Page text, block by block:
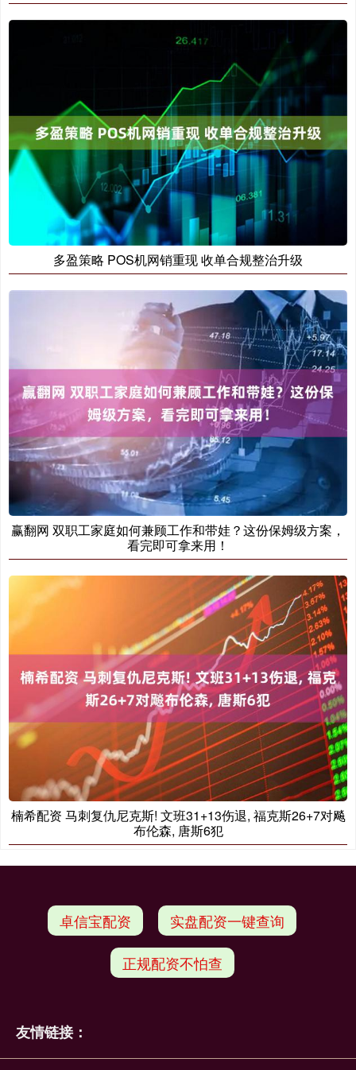
多盈策略 POS机网销重现 收单合规整治升级
赢翻网 双职工家庭如何兼顾工作和带娃？这份保姆级方案，
看完即可拿来用！
楠希配资 马刺复仇尼克斯! 文班31+13伤退, 福克斯26+7对飚
布伦森, 唐斯6犯
卓信宝配资 实盘配资一键查询
正规配资不怕查
友情链接：